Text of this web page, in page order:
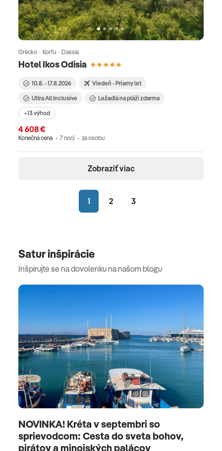
Hotel Ikos Odisia
Grécko · Korfu · Dassia
10.8. - 17.8.2026
Viedeň - Priamy let
Ultra All Inclusive
Ležadlá na pláži zdarma
+13 výhod
4 608 €
Konečná cena 7 nocí za osobu
1 2 3
Zobraziť viac
Satur inšpirácie
Inšpirujte se na dovolenku na našom blogu
NOVINKA! Kréta v septembri so
sprievodcom: Cesta do sveta bohov,
pirátov a minojských palácov